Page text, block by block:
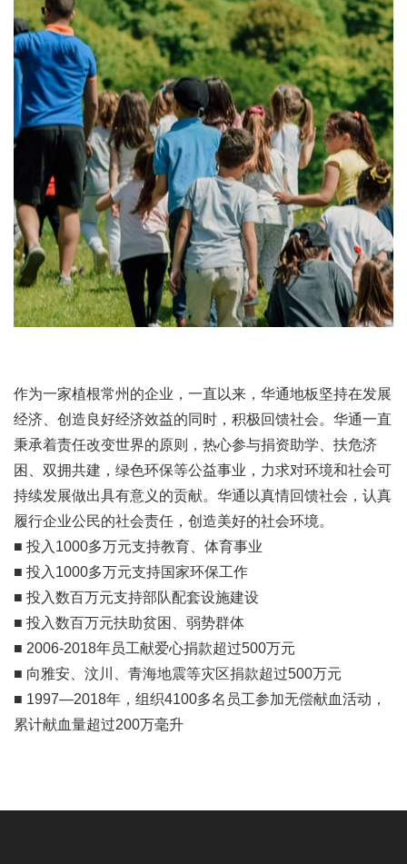
作为一家植根常州的企业，一直以来，华通地板坚持在发展
经济、创造良好经济效益的同时，积极回馈社会。华通一直
秉承着责任改变世界的原则，热心参与捐资助学、扶危济
困、双拥共建，绿色环保等公益事业，力求对环境和社会可
持续发展做出具有意义的贡献。华通以真情回馈社会，认真
履行企业公民的社会责任，创造美好的社会环境。
■ 投入1000多万元支持教育、体育事业
■ 投入1000多万元支持国家环保工作
■ 投入数百万元支持部队配套设施建设
■ 投入数百万元扶助贫困、弱势群体
■ 2006-2018年员工献爱心捐款超过500万元
■ 向雅安、汶川、青海地震等灾区捐款超过500万元
■ 1997—2018年，组织4100多名员工参加无偿献血活动，
累计献血量超过200万毫升